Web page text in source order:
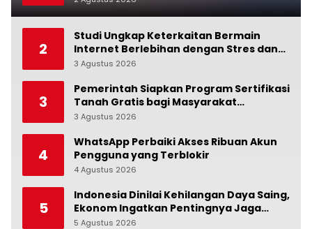
2
Studi Ungkap Keterkaitan Bermain
Internet Berlebihan dengan Stres dan
Suasana Hati
3 Agustus 2026
3
Pemerintah Siapkan Program Sertifikasi
Tanah Gratis bagi Masyarakat
Berpenghasilan Rendah
3 Agustus 2026
4
WhatsApp Perbaiki Akses Ribuan Akun
Pengguna yang Terblokir
4 Agustus 2026
5
Indonesia Dinilai Kehilangan Daya Saing,
Ekonom Ingatkan Pentingnya Jaga
Independensi Bank Indonesia
5 Agustus 2026